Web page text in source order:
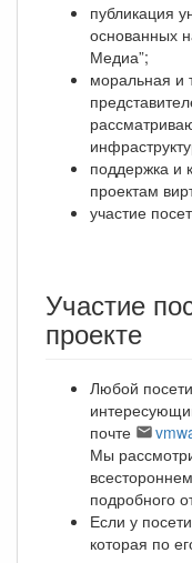
публикация
основанных
Медиа”;
моральная и
поддержка и
проектам
участие
Участие
проекте
Любой
почте
Мы
подробного
Если у
которая по